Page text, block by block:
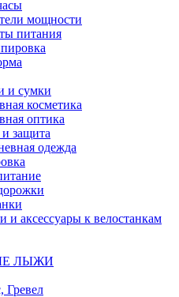
мощности
питания
и сумки
косметика
оптика
защита
одежда
и аксессуары к велостанкам
ЛЫЖИ
Гревел